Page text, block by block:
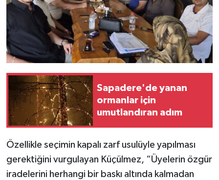
Sapadere'de yanan
ormanlar için
umutlandıran adım
Özellikle seçimin kapalı zarf usulüyle yapılması
gerektiğini vurgulayan Küçülmez, “Üyelerin özgür
iradelerini herhangi bir baskı altında kalmadan